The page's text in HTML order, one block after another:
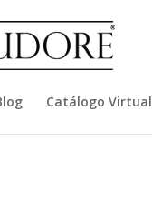
Catálogo Virtual